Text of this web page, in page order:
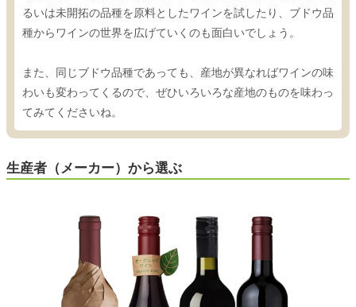
るいは未開拓の品種を原料としたワインを試したり、ブドウ品
種からワインの世界を広げていくのも面白いでしょう。
また、同じブドウ品種であっても、産地が異なればワインの味
わいも変わってくるので、ぜひいろいろな産地のものを味わっ
てみてくださいね。
生産者（メーカー）から選ぶ